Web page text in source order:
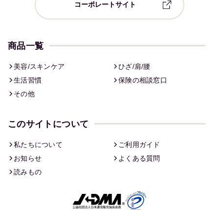
コーポレートサイト
商品一覧
美容/スキンケア
ひざ/肩/腰
生活習慣
保険の相談窓口
その他
このサイトについて
私たちについて
ご利用ガイド
お知らせ
よくある質問
読みもの